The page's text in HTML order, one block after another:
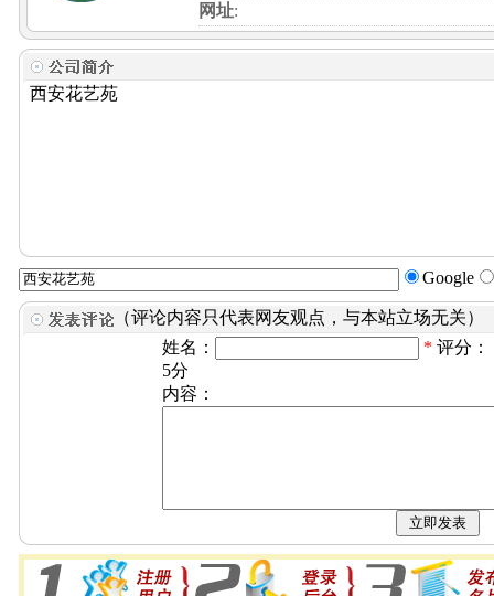
网址:
西安花艺苑
Google
（评论内容只代表网友观点，与本站立场无关）
姓名：
* 评分：
5分
内容：